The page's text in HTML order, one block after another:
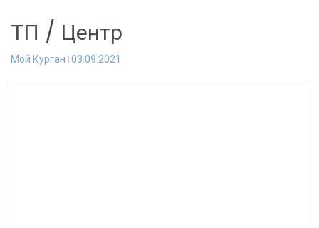
ТП / Центр
Мой Курган 03.09.2021